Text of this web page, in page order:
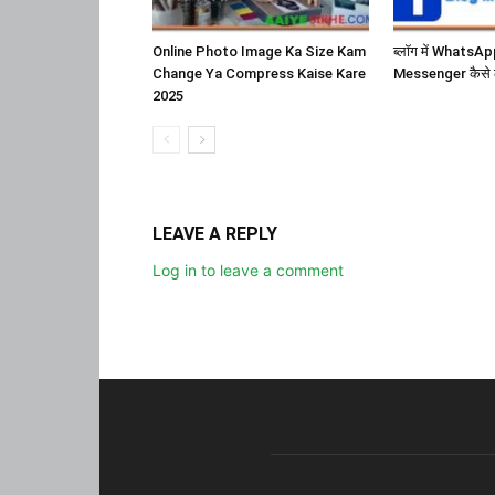
Online Photo Image Ka Size Kam
Change Ya Compress Kaise Kare
2025
ब्लॉग में
Messenger कैसे
LEAVE A REPLY
Log in to leave a comment